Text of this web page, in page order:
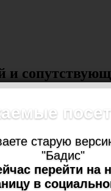
и
старую
"Бадис"
перейти на
в